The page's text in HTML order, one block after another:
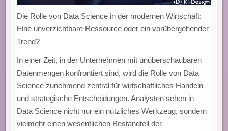
Die Rolle von Data Science in der modernen Wirtschaft:
Eine unverzichtbare Ressource oder ein vorübergehender
Trend?
In einer Zeit, in der Unternehmen mit unüberschaubaren
Datenmengen konfrontiert sind, wird die Rolle von Data
Science zunehmend zentral für wirtschaftliches Handeln
und strategische Entscheidungen. Analysten sehen in
Data Science nicht nur ein nützliches Werkzeug, sondern
vielmehr einen wesentlichen Bestandteil der